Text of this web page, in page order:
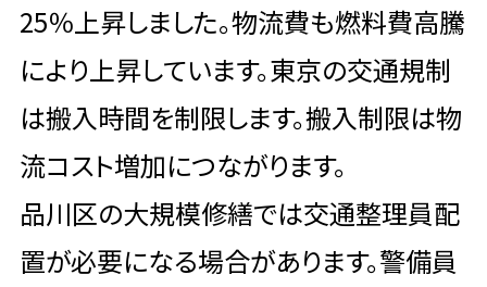
25％上昇しました。物流費も燃料費高騰
により上昇しています。東京の交通規制
は搬入時間を制限します。搬入制限は物
流コスト増加につながります。
品川区の大規模修繕では交通整理員配
置が必要になる場合があります。警備員